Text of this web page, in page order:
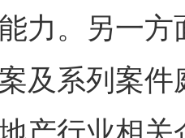
力。另一方
及系列案